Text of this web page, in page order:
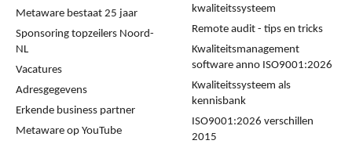
Metaware bestaat 25 jaar
Sponsoring topzeilers Noord-
NL
Vacatures
Adresgegevens
Erkende business partner
Metaware op YouTube
kwaliteitssysteem
Remote audit - tips en tricks
Kwaliteitsmanagement
software anno ISO9001:2026
Kwaliteitssysteem als
kennisbank
ISO9001:2026 verschillen
2015